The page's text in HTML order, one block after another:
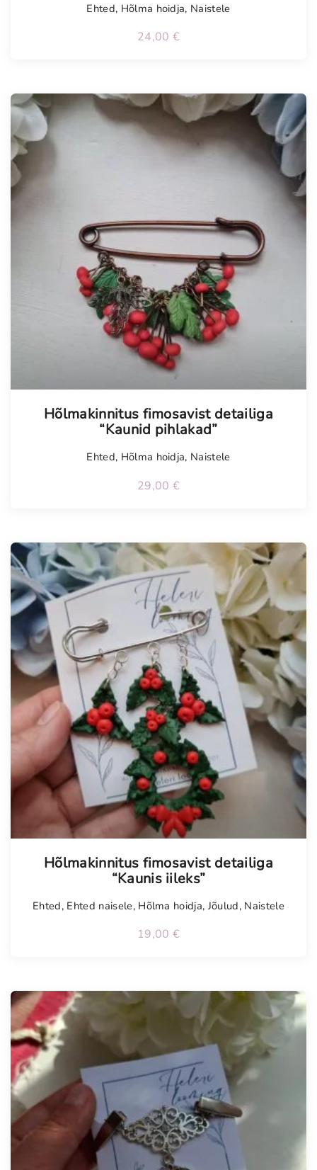
Ehted, Hõlma hoidja, Naistele
24,00 €
Hõlmakinnitus fimosavist detailiga
“Kaunid pihlakad”
Ehted, Hõlma hoidja, Naistele
29,00 €
Hõlmakinnitus fimosavist detailiga
“Kaunis iileks”
Ehted, Ehted naisele, Hõlma hoidja, Jõulud, Naistele
19,00 €